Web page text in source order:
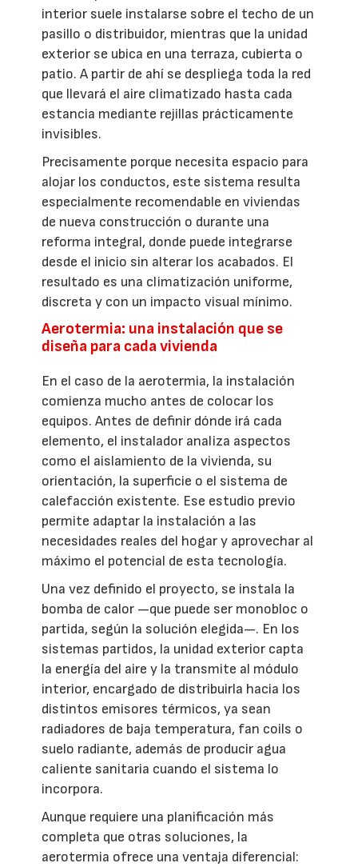
interior suele instalarse sobre el techo de un
pasillo o distribuidor, mientras que la unidad
exterior se ubica en una terraza, cubierta o
patio. A partir de ahí se despliega toda la red
que llevará el aire climatizado hasta cada
estancia mediante rejillas prácticamente
invisibles.
Precisamente porque necesita espacio para
alojar los conductos, este sistema resulta
especialmente recomendable en viviendas
de nueva construcción o durante una
reforma integral, donde puede integrarse
desde el inicio sin alterar los acabados. El
resultado es una climatización uniforme,
discreta y con un impacto visual mínimo.
Aerotermia: una instalación que se
diseña para cada vivienda
En el caso de la aerotermia, la instalación
comienza mucho antes de colocar los
equipos. Antes de definir dónde irá cada
elemento, el instalador analiza aspectos
como el aislamiento de la vivienda, su
orientación, la superficie o el sistema de
calefacción existente. Ese estudio previo
permite adaptar la instalación a las
necesidades reales del hogar y aprovechar al
máximo el potencial de esta tecnología.
Una vez definido el proyecto, se instala la
bomba de calor —que puede ser monobloc o
partida, según la solución elegida—. En los
sistemas partidos, la unidad exterior capta
la energía del aire y la transmite al módulo
interior, encargado de distribuirla hacia los
distintos emisores térmicos, ya sean
radiadores de baja temperatura, fan coils o
suelo radiante, además de producir agua
caliente sanitaria cuando el sistema lo
incorpora.
Aunque requiere una planificación más
completa que otras soluciones, la
aerotermia ofrece una ventaja diferencial: